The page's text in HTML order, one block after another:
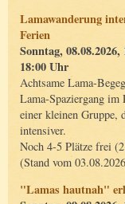
Lamawanderung
Ferien
Sonntag, 08.08.2026,
18:00 Uhr
Achtsame Lama-
Lama-Spaziergang im
einer kleinen Gruppe,
intensiver.
Noch 4-5 Plätze frei
(Stand vom
"Lamas hautnah"